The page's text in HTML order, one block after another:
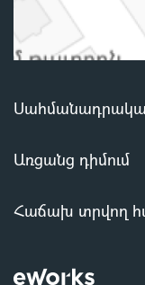
Առցանց դիմում
Հաճախ տրվող